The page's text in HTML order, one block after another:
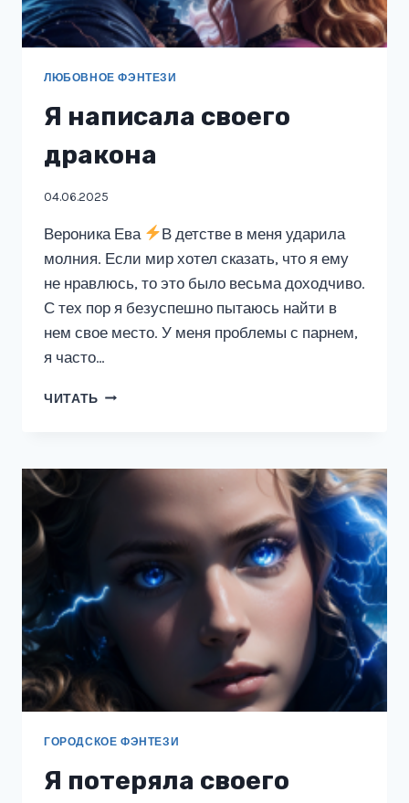
ЛЮБОВНОЕ ФЭНТЕЗИ
Я написала своего
дракона
04.06.2025
Вероника Ева
В детстве в меня ударила
молния. Если мир хотел сказать, что я ему
не нравлюсь, то это было весьма доходчиво.
С тех пор я безуспешно пытаюсь найти в
нем свое место. У меня проблемы с парнем,
я часто…
ЧИТАТЬ Я
ГОРОДСКОЕ ФЭНТЕЗИ
Я потеряла своего